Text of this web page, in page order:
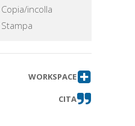
Copia/incolla
Stampa
WORKSPACE
CITA